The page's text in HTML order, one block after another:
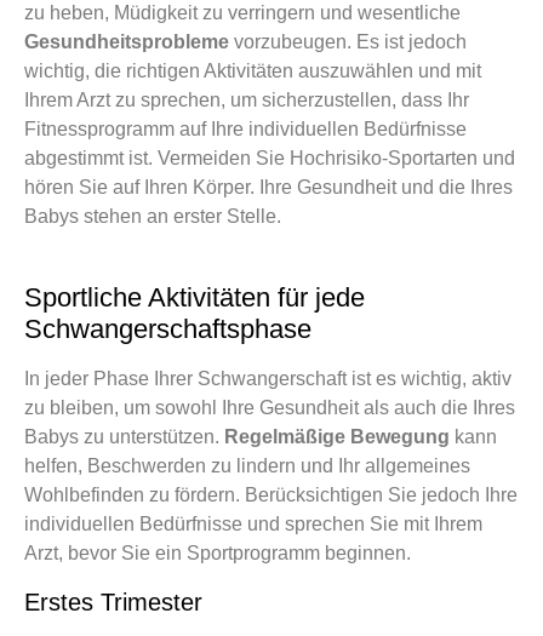
zu heben, Müdigkeit zu verringern und wesentliche
Gesundheitsprobleme vorzubeugen. Es ist jedoch
wichtig, die richtigen Aktivitäten auszuwählen und mit
Ihrem Arzt zu sprechen, um sicherzustellen, dass Ihr
Fitnessprogramm auf Ihre individuellen Bedürfnisse
abgestimmt ist. Vermeiden Sie Hochrisiko-Sportarten und
hören Sie auf Ihren Körper. Ihre Gesundheit und die Ihres
Babys stehen an erster Stelle.
Sportliche Aktivitäten für jede
Schwangerschaftsphase
In jeder Phase Ihrer Schwangerschaft ist es wichtig, aktiv
zu bleiben, um sowohl Ihre Gesundheit als auch die Ihres
Babys zu unterstützen. Regelmäßige Bewegung kann
helfen, Beschwerden zu lindern und Ihr allgemeines
Wohlbefinden zu fördern. Berücksichtigen Sie jedoch Ihre
individuellen Bedürfnisse und sprechen Sie mit Ihrem
Arzt, bevor Sie ein Sportprogramm beginnen.
Erstes Trimester